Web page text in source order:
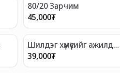
80/20 Зарчим
45,000₮
Шилдэг хүмүүсийг ажилд
авах, тогтвортой
ажиллуулах нь
39,000₮